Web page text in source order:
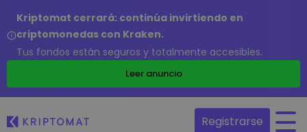
Kriptomat cerrará: continúa invirtiendo en
criptomonedas con Kraken.
Tus fondos están seguros y totalmente accesibles.
Leer anuncio
Registrarse